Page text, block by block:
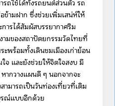
รถใช้ได้ทั้งรถยนต์ส่วนตัว รถ
ามฝาก ซึ่งช่วยเพิ่มเสน่ห์ให้
ารได้สัมผัสบรรยากาศริม
ามของสถาปัตยกรรมวัดไทยที่
ะพร้อมทั้งเดินชมเมืองเก่าย้อน
และยังช่วยให้จิตใจสงบ มี
ากวางแผนดี ๆ นอกจากจะ
มารถเป็นวันท่องเที่ยวที่เติม
รณ์แบบอีกด้วย